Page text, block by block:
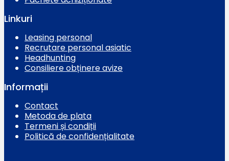
Linkuri
Leasing personal
Recrutare personal asiatic
Headhunting
Consiliere obținere avize
Informații
Contact
Metoda de plata
Termeni și condiții
Politică de confidențialitate